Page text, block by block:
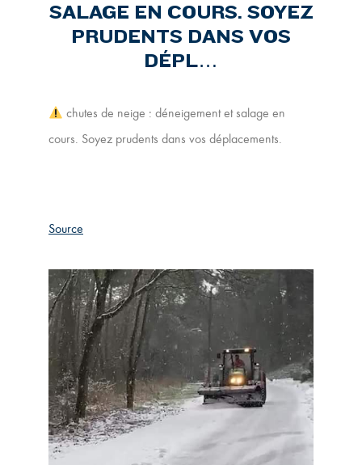
SALAGE EN COURS. SOYEZ
PRUDENTS DANS VOS
DÉPL…
chutes de neige : déneigement et salage en
cours. Soyez prudents dans vos déplacements.
Source